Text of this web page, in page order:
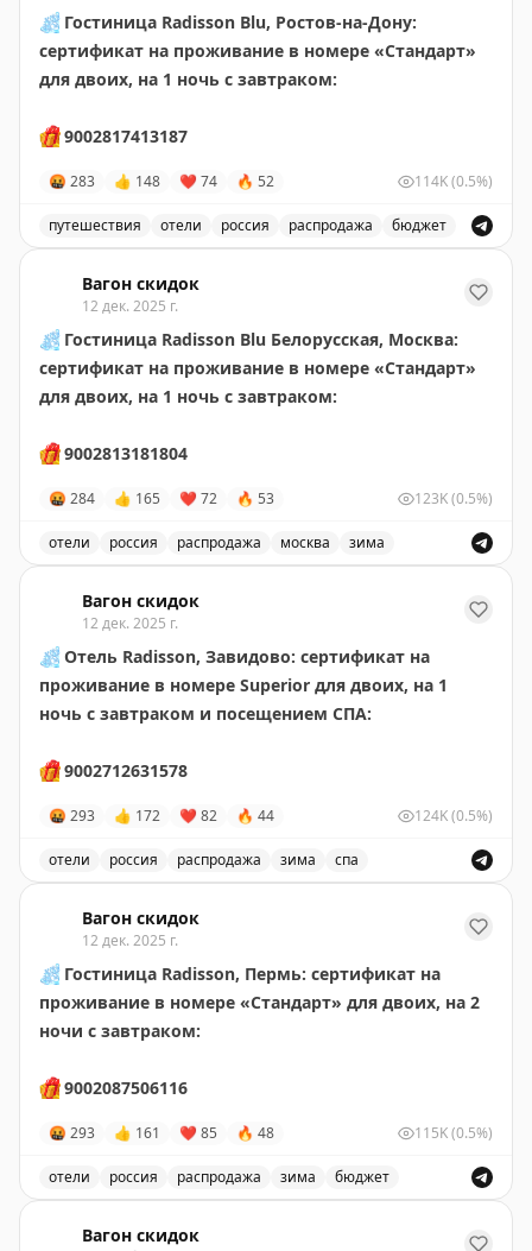
❄️ Гостиница Radisson Blu, Ростов-на-Дону:
сертификат на проживание в номере «Стандарт»
для двоих, на 1 ночь с завтраком:
🎁9002817413187
🤬 283 👍 148 ❤ 74 🔥 52 114K(0.5%)
путешествия отели россия распродажа бюджет
Вагон скидок
12 дек. 2025 г.
❄️ Гостиница Radisson Blu Белорусская, Москва:
сертификат на проживание в номере «Стандарт»
для двоих, на 1 ночь с завтраком:
🎁 9002813181804
🤬 284 👍 165 ❤ 72 🔥 53 123K(0.5%)
отели россия распродажа москва зима
Вагон скидок
12 дек. 2025 г.
❄️ Отель Radisson, Завидово: сертификат на
проживание в номере Superior для двоих, на 1
ночь с завтраком и посещением СПА:
🎁9002712631578
🤬 293 👍 172 ❤ 82 🔥 44 124K(0.5%)
отели россия распродажа зима спа
Вагон скидок
12 дек. 2025 г.
❄️ Гостиница Radisson, Пермь: сертификат на
проживание в номере «Стандарт» для двоих, на 2
ночи с завтраком:
🎁9002087506116
🤬 293 👍 161 ❤ 85 🔥 48 115K(0.5%)
отели россия распродажа зима бюджет
Вагон скидок